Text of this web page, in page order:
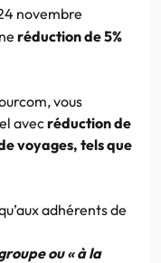
novembre
réduction de 5%
vous
avecréduction de
voyages, tels que
adhérents de
ou « à la